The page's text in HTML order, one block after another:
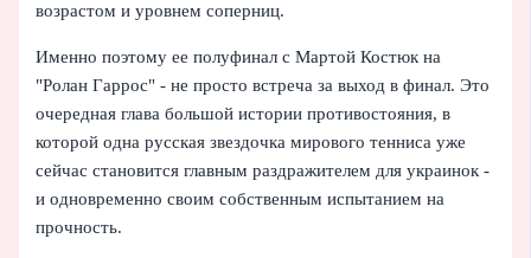
возрастом и уровнем соперниц.
Именно поэтому ее полуфинал с Мартой Костюк на
"Ролан Гаррос" - не просто встреча за выход в финал. Это
очередная глава большой истории противостояния, в
которой одна русская звездочка мирового тенниса уже
сейчас становится главным раздражителем для украинок -
и одновременно своим собственным испытанием на
прочность.